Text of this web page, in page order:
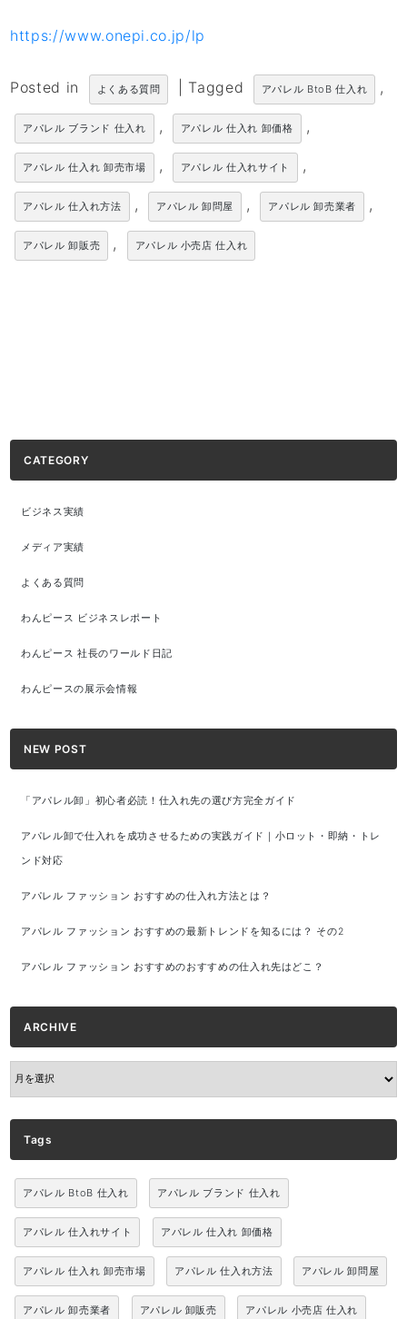
https://www.onepi.co.jp/lp
Posted in よくある質問 Tagged アパレル BtoB 仕入れ ,
アパレル ブランド 仕入れ , アパレル 仕入れ 卸価格 ,
アパレル 仕入れ 卸売市場 , アパレル 仕入れサイト ,
アパレル 仕入れ方法 , アパレル 卸問屋 , アパレル 卸売業者 ,
アパレル 卸販売 , アパレル 小売店 仕入れ
CATEGORY
ビジネス実績
メディア実績
よくある質問
わんピース ビジネスレポート
わんピース 社長のワールド日記
わんピースの展示会情報
NEW POST
「アパレル卸」初心者必読！仕入れ先の選び方完全ガイド
アパレル卸で仕入れを成功させるための実践ガイド｜小ロット・即納・トレ
ンド対応
アパレル ファッション おすすめの仕入れ方法とは？
アパレル ファッション おすすめの最新トレンドを知るには？ その2
アパレル ファッション おすすめのおすすめの仕入れ先はどこ？
ARCHIVE
ARCHIVE
Tags
アパレル BtoB 仕入れ アパレル ブランド 仕入れ
アパレル 仕入れサイト アパレル 仕入れ 卸価格
アパレル 仕入れ 卸売市場 アパレル 仕入れ方法 アパレル 卸問屋
アパレル 卸売業者 アパレル 卸販売 アパレル 小売店 仕入れ